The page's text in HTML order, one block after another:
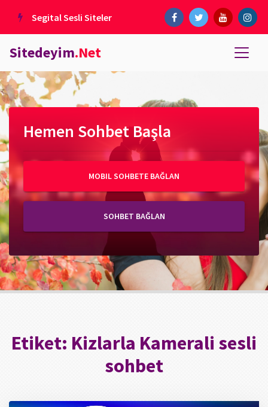
Segital Sesli Siteler
Sitedeyim.Net
Hemen Sohbet Başla
MOBIL SOHBETE BAĞLAN
SOHBET BAĞLAN
Etiket: Kizlarla Kamerali sesli
sohbet